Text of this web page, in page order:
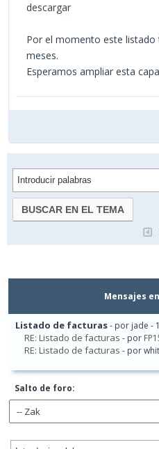
descargar
Por el momento este
meses.
Esperamos ampliar esta
Mensajes
Listado de facturas- por jade -
RE: Listado de facturas - por
RE: Listado de facturas - por
Salto de foro: